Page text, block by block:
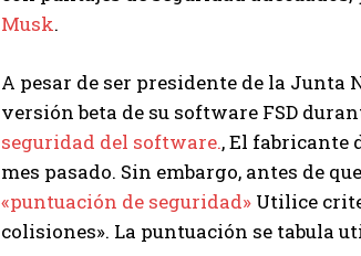
Musk.
A pesar de ser presidente de la Junta
versión beta de su software FSD
seguridad del software., El fabricante
mes pasado. Sin embargo, antes de
«puntuación de seguridad» Utilice
colisiones». La puntuación se tabula